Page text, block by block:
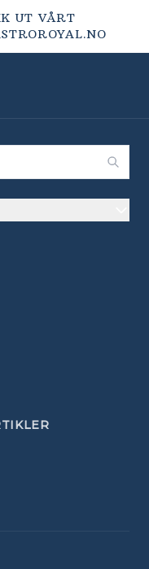
UT VÅRT